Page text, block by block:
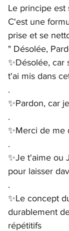
Le principe est
C'est une
prise et se
" Désolée,
✨Désolée,
t'ai mis dans
.
✨Pardon, car
.
✨Merci de me
.
✨Je t'aime ou
pour laisser
.
✨Le concept
durablement
répétitifs